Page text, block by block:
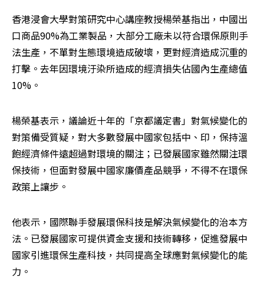
香港浸會大學對策研究中心講座教授楊榮基指出，中國出
口商品90%為工業製品，大部分工廠未以符合環保原則手
法生產，不單對生態環境造成破壞，更對經濟造成沉重的
打擊。去年因環境汙染所造成的經濟損失佔國內生產總值
10%。
楊榮基表示，議論近十年的「京都議定書」對氣候變化的
對策備受質疑，對大多數發展中國家包括中、印，保持溫
飽經濟條件遠超過對環境的關注；已發展國家雖然關注環
保技術，但面對發展中國家廉價產品競爭，不得不在環保
政策上讓步。
他表示，國際聯手發展環保科技是解決氣候變化的治本方
法。已發展國家可提供資金支援和技術轉移，促進發展中
國家引進環保生產科技，共同提高全球應對氣候變化的能
力。